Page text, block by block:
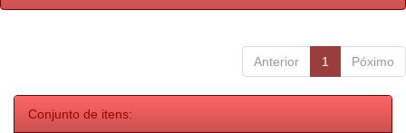
Anterior 1 Póximo
Conjunto de itens: